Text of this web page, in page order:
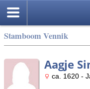
Stamboom Vennik
Aagje
ca. 1620 -